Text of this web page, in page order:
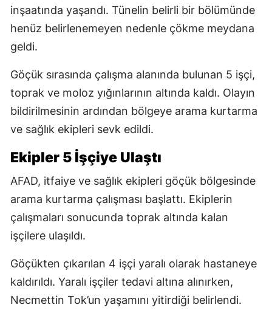
inşaatında yaşandı. Tünelin belirli bir bölümünde
henüz belirlenemeyen nedenle çökme meydana
geldi.
Göçük sırasında çalışma alanında bulunan 5 işçi,
toprak ve moloz yığınlarının altında kaldı. Olayın
bildirilmesinin ardından bölgeye arama kurtarma
ve sağlık ekipleri sevk edildi.
Ekipler 5 İşçiye Ulaştı
AFAD, itfaiye ve sağlık ekipleri göçük bölgesinde
arama kurtarma çalışması başlattı. Ekiplerin
çalışmaları sonucunda toprak altında kalan
işçilere ulaşıldı.
Göçükten çıkarılan 4 işçi yaralı olarak hastaneye
kaldırıldı. Yaralı işçiler tedavi altına alınırken,
Necmettin Tok’un yaşamını yitirdiği belirlendi.